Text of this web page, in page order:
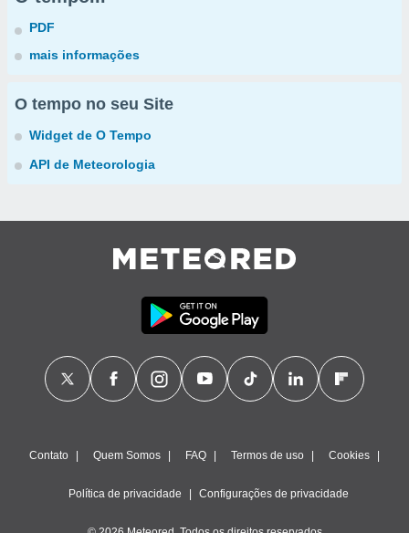
PDF
mais informações
O tempo no seu Site
Widget de O Tempo
API de Meteorologia
Contato Quem Somos FAQ Termos de uso Cookies
Política de privacidade Configurações de privacidade